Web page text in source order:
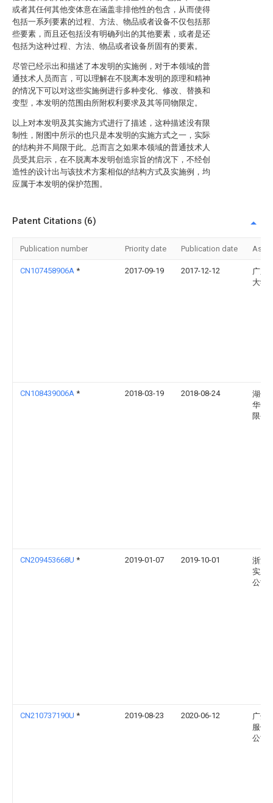
或者其任何其他变体意在涵盖非排他性的包含，从而使得
包括一系列要素的过程、方法、物品或者设备不仅包括那
些要素，而且还包括没有明确列出的其他要素，或者是还
包括为这种过程、方法、物品或者设备所固有的要素。
尽管已经示出和描述了本发明的实施例，对于本领域的普
通技术人员而言，可以理解在不脱离本发明的原理和精神
的情况下可以对这些实施例进行多种变化、修改、替换和
变型，本发明的范围由所附权利要求及其等同物限定。
以上对本发明及其实施方式进行了描述，这种描述没有限
制性，附图中所示的也只是本发明的实施方式之一，实际
的结构并不局限于此。总而言之如果本领域的普通技术人
员受其启示，在不脱离本发明创造宗旨的情况下，不经创
造性的设计出与该技术方案相似的结构方式及实施例，均
应属于本发明的保护范围。
Patent Citations (6)
Publication number Priority date Publication date
CN107458906A * 2017-09-19 2017-12-12
广东
大学
CN108439006A * 2018-03-19 2018-08-24
湖州
华色
限公
CN209453668U * 2019-01-07 2019-10-01
浙江
实业
公司
CN210737190U * 2019-08-23 2020-06-12
广州
服饰
公司